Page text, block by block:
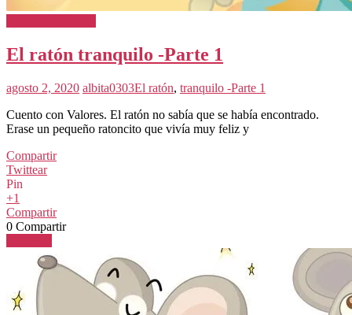
El ratón tranquilo -Parte 1
agosto 2, 2020 albita0303El ratón, tranquilo -Parte 1
Cuento con Valores. El ratón no sabía que se había encontrado.
Erase un pequeño ratoncito que vivía muy feliz y
Compartir
Twittear
Pin
+1
Compartir
0 Compartir